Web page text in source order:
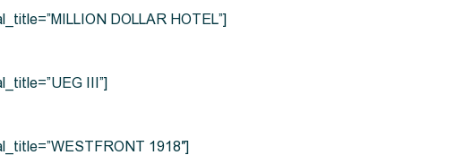
DOLLAR HOTEL”]
III”]
1918″]